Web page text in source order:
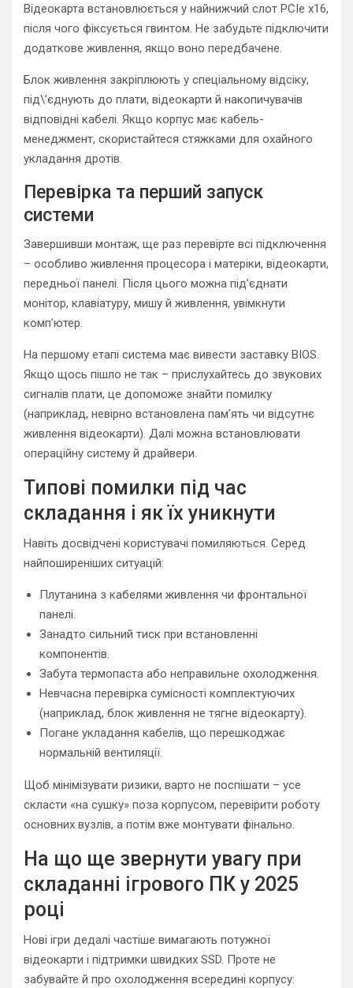
Відеокарта встановлюється у найнижчий слот PCIe x16,
після чого фіксується гвинтом. Не забудьте підключити
додаткове живлення, якщо воно передбачене.
Блок живлення закріплюють у спеціальному відсіку,
під\’єднують до плати, відеокарти й накопичувачів
відповідні кабелі. Якщо корпус має кабель-
менеджмент, скористайтеся стяжками для охайного
укладання дротів.
Перевірка та перший запуск
системи
Завершивши монтаж, ще раз перевірте всі підключення
– особливо живлення процесора і матеріки, відеокарти,
передньої панелі. Після цього можна під’єднати
монітор, клавіатуру, мишу й живлення, увімкнути
комп’ютер.
На першому етапі система має вивести заставку BIOS.
Якщо щось пішло не так – прислухайтесь до звукових
сигналів плати, це допоможе знайти помилку
(наприклад, невірно встановлена пам’ять чи відсутнє
живлення відеокарти). Далі можна встановлювати
операційну систему й драйвери.
Типові помилки під час
складання і як їх уникнути
Навіть досвідчені користувачі помиляються. Серед
найпоширеніших ситуацій:
Плутанина з кабелями живлення чи фронтальної
панелі.
Занадто сильний тиск при встановленні
компонентів.
Забута термопаста або неправильне охолодження.
Невчасна перевірка сумісності комплектуючих
(наприклад, блок живлення не тягне відеокарту).
Погане укладання кабелів, що перешкоджає
нормальній вентиляції.
Щоб мінімізувати ризики, варто не поспішати – усе
скласти «на сушку» поза корпусом, перевірити роботу
основних вузлів, а потім вже монтувати фінально.
На що ще звернути увагу при
складанні ігрового ПК у 2025
році
Нові ігри дедалі частіше вимагають потужної
відеокарти і підтримки швидких SSD. Проте не
забувайте й про охолодження всередині корпусу: